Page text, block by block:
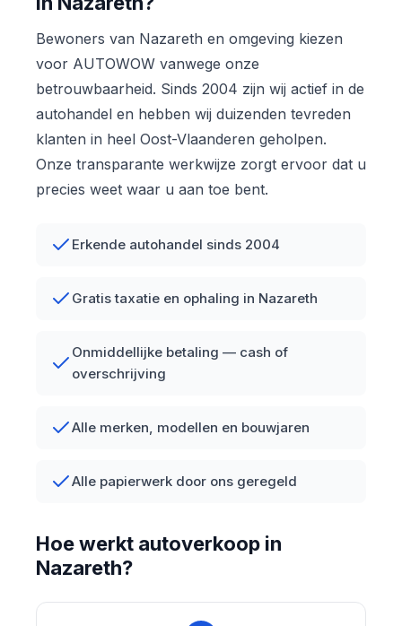
Bewoners van Nazareth en omgeving kiezen
voor AUTOWOW vanwege onze
betrouwbaarheid. Sinds 2004 zijn wij actief in de
autohandel en hebben wij duizenden tevreden
klanten in heel Oost-Vlaanderen geholpen.
Onze transparante werkwijze zorgt ervoor dat u
precies weet waar u aan toe bent.
Erkende autohandel sinds 2004
Gratis taxatie en ophaling in Nazareth
Onmiddellijke betaling — cash of
overschrijving
Alle merken, modellen en bouwjaren
Alle papierwerk door ons geregeld
Hoe werkt autoverkoop in
Nazareth?